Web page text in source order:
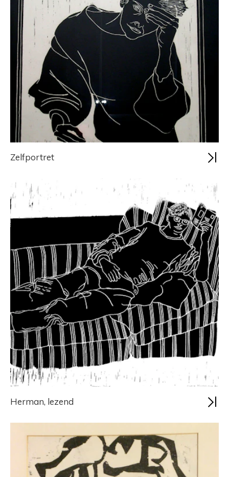
Zelfportret
Herman, lezend